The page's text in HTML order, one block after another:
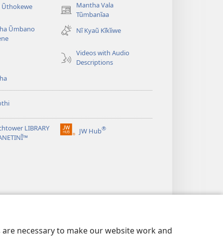
necessary to make our website work and
Ũthokewe
Mantha Vala
Tũmbanĩaa
(opens
new
window)
Ũmbano
Nĩ Kyaũ Kĩkĩiwe
Videos with Audio
Descriptions
LIBRARY
JW Hub®
(opens